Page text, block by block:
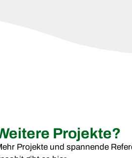
Projekte?
Projekte und spannende